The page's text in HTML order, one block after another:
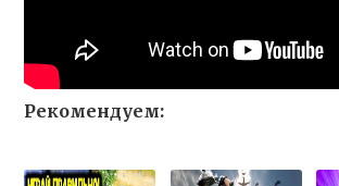
Рекомендуем: